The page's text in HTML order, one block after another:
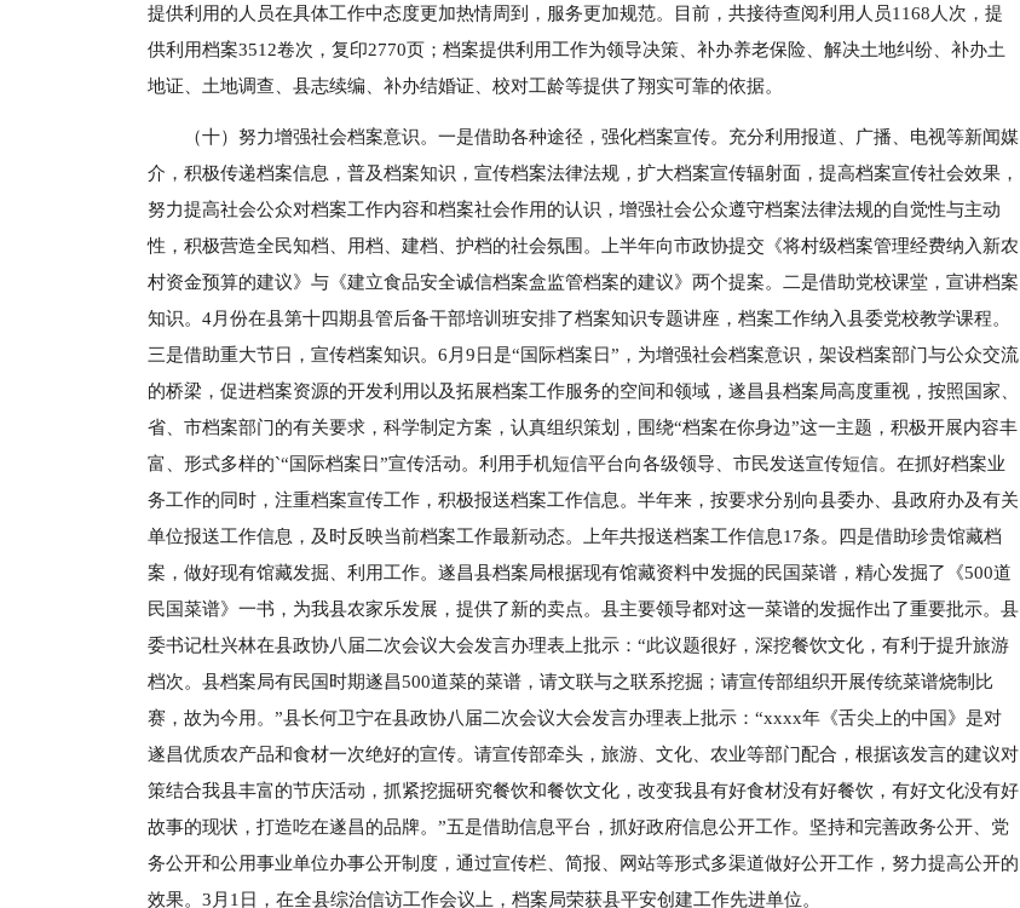
提供利用的人员在具体工作中态度更加热情周到，服务更加规范。目前，共接待查阅利用人员1168人次，提
供利用档案3512卷次，复印2770页；档案提供利用工作为领导决策、补办养老保险、解决土地纠纷、补办土
地证、土地调查、县志续编、补办结婚证、校对工龄等提供了翔实可靠的依据。
（十）努力增强社会档案意识。一是借助各种途径，强化档案宣传。充分利用报道、广播、电视等新闻媒
介，积极传递档案信息，普及档案知识，宣传档案法律法规，扩大档案宣传辐射面，提高档案宣传社会效果，
努力提高社会公众对档案工作内容和档案社会作用的认识，增强社会公众遵守档案法律法规的自觉性与主动
性，积极营造全民知档、用档、建档、护档的社会氛围。上半年向市政协提交《将村级档案管理经费纳入新农
村资金预算的建议》与《建立食品安全诚信档案盒监管档案的建议》两个提案。二是借助党校课堂，宣讲档案
知识。4月份在县第十四期县管后备干部培训班安排了档案知识专题讲座，档案工作纳入县委党校教学课程。
三是借助重大节日，宣传档案知识。6月9日是“国际档案日”，为增强社会档案意识，架设档案部门与公众交流
的桥梁，促进档案资源的开发利用以及拓展档案工作服务的空间和领域，遂昌县档案局高度重视，按照国家、
省、市档案部门的有关要求，科学制定方案，认真组织策划，围绕“档案在你身边”这一主题，积极开展内容丰
富、形式多样的`“国际档案日”宣传活动。利用手机短信平台向各级领导、市民发送宣传短信。在抓好档案业
务工作的同时，注重档案宣传工作，积极报送档案工作信息。半年来，按要求分别向县委办、县政府办及有关
单位报送工作信息，及时反映当前档案工作最新动态。上年共报送档案工作信息17条。四是借助珍贵馆藏档
案，做好现有馆藏发掘、利用工作。遂昌县档案局根据现有馆藏资料中发掘的民国菜谱，精心发掘了《500道
民国菜谱》一书，为我县农家乐发展，提供了新的卖点。县主要领导都对这一菜谱的发掘作出了重要批示。县
委书记杜兴林在县政协八届二次会议大会发言办理表上批示：“此议题很好，深挖餐饮文化，有利于提升旅游
档次。县档案局有民国时期遂昌500道菜的菜谱，请文联与之联系挖掘；请宣传部组织开展传统菜谱烧制比
赛，故为今用。”县长何卫宁在县政协八届二次会议大会发言办理表上批示：“xxxx年《舌尖上的中国》是对
遂昌优质农产品和食材一次绝好的宣传。请宣传部牵头，旅游、文化、农业等部门配合，根据该发言的建议对
策结合我县丰富的节庆活动，抓紧挖掘研究餐饮和餐饮文化，改变我县有好食材没有好餐饮，有好文化没有好
故事的现状，打造吃在遂昌的品牌。”五是借助信息平台，抓好政府信息公开工作。坚持和完善政务公开、党
务公开和公用事业单位办事公开制度，通过宣传栏、简报、网站等形式多渠道做好公开工作，努力提高公开的
效果。3月1日，在全县综治信访工作会议上，档案局荣获县平安创建工作先进单位。